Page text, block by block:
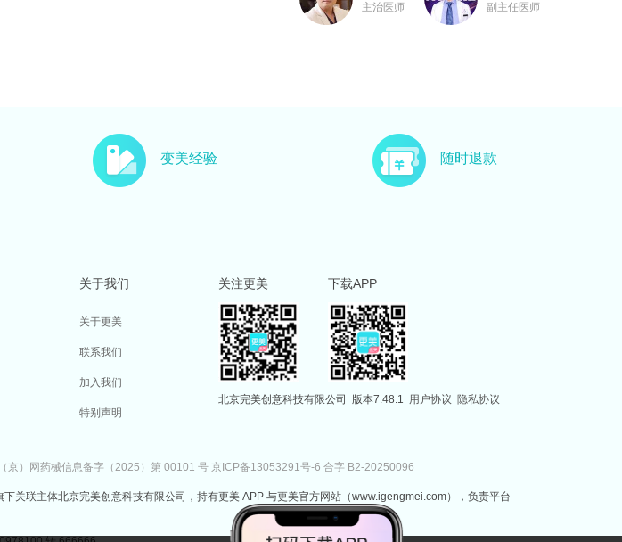
主治医师 副主任医师
主治医师 副主任医师
变美经验 随时退款
关于我们
关于更美
联系我们
加入我们
特别声明
关注更美 下载APP
北京完美创意科技有限公司 版本7.48.1 用户协议 隐私协议
京）网药械信息备字（2025）第 00101 号 京ICP备13053291号-6 合字 B2-20250096
关联主体北京完美创意科技有限公司，持有更美 APP 与更美官方网站（www.igengmei.com），负责平台